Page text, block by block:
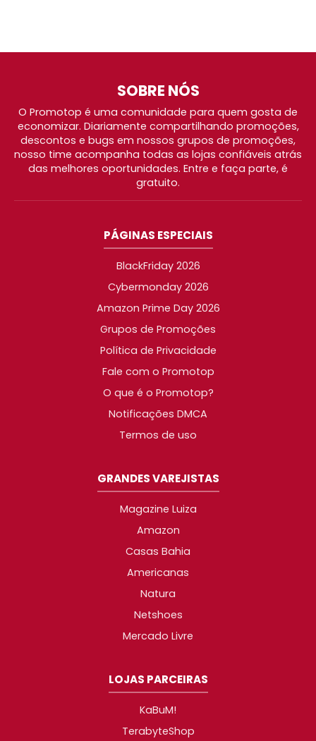
SOBRE NÓS
O Promotop é uma comunidade para quem gosta de
economizar. Diariamente compartilhando promoções,
descontos e bugs em nossos grupos de promoções,
nosso time acompanha todas as lojas confiáveis atrás
das melhores oportunidades. Entre e faça parte, é
gratuito.
PÁGINAS ESPECIAIS
BlackFriday 2026
Cybermonday 2026
Amazon Prime Day 2026
Grupos de Promoções
Política de Privacidade
Fale com o Promotop
O que é o Promotop?
Notificações DMCA
Termos de uso
GRANDES VAREJISTAS
Magazine Luiza
Amazon
Casas Bahia
Americanas
Natura
Netshoes
Mercado Livre
LOJAS PARCEIRAS
KaBuM!
TerabyteShop